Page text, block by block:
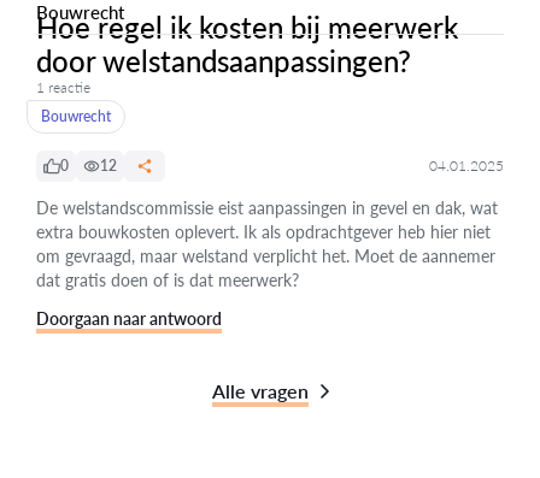
Bouwrecht
Hoe regel ik kosten bij meerwerk
door welstandsaanpassingen?
1 reactie
Bouwrecht
0 12 04.01.2025
De welstandscommissie eist aanpassingen in gevel en dak, wat
extra bouwkosten oplevert. Ik als opdrachtgever heb hier niet
om gevraagd, maar welstand verplicht het. Moet de aannemer
dat gratis doen of is dat meerwerk?
Doorgaan naar antwoord
Alle vragen